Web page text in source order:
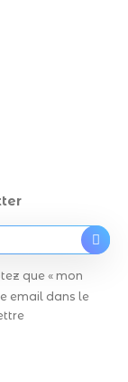
que « mon
email dans le